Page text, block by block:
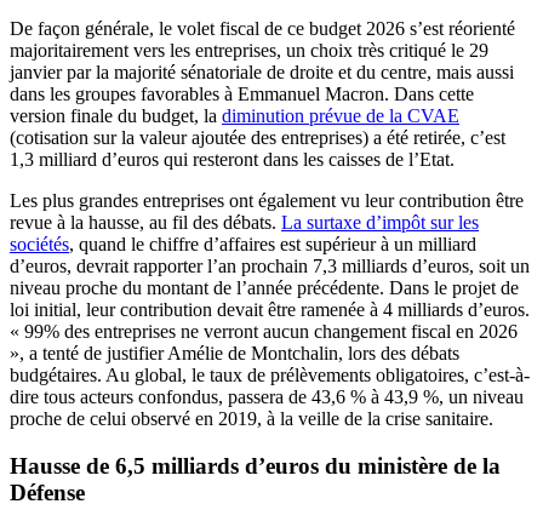
De façon générale, le volet fiscal de ce budget 2026 s’est réorienté
majoritairement vers les entreprises, un choix très critiqué le 29
janvier par la majorité sénatoriale de droite et du centre, mais aussi
dans les groupes favorables à Emmanuel Macron. Dans cette
version finale du budget, la diminution prévue de la CVAE
(cotisation sur la valeur ajoutée des entreprises) a été retirée, c’est
1,3 milliard d’euros qui resteront dans les caisses de l’Etat.
Les plus grandes entreprises ont également vu leur contribution être
revue à la hausse, au fil des débats. La surtaxe d’impôt sur les
sociétés, quand le chiffre d’affaires est supérieur à un milliard
d’euros, devrait rapporter l’an prochain 7,3 milliards d’euros, soit un
niveau proche du montant de l’année précédente. Dans le projet de
loi initial, leur contribution devait être ramenée à 4 milliards d’euros.
« 99% des entreprises ne verront aucun changement fiscal en 2026
», a tenté de justifier Amélie de Montchalin, lors des débats
budgétaires. Au global, le taux de prélèvements obligatoires, c’est-à-
dire tous acteurs confondus, passera de 43,6 % à 43,9 %, un niveau
proche de celui observé en 2019, à la veille de la crise sanitaire.
Hausse de 6,5 milliards d’euros du ministère de la
Défense